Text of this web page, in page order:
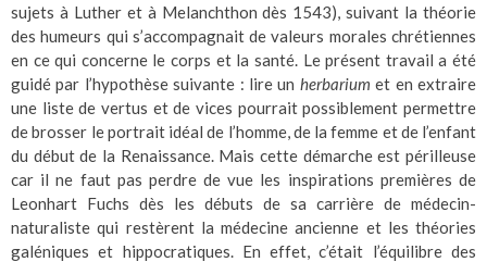
sujets à Luther et à Melanchthon dès 1543), suivant la théorie
des humeurs qui s’accompagnait de valeurs morales chrétiennes
en ce qui concerne le corps et la santé. Le présent travail a été
guidé par l’hypothèse suivante : lire un herbarium et en extraire
une liste de vertus et de vices pourrait possiblement permettre
de brosser le portrait idéal de l’homme, de la femme et de l’enfant
du début de la Renaissance. Mais cette démarche est périlleuse
car il ne faut pas perdre de vue les inspirations premières de
Leonhart Fuchs dès les débuts de sa carrière de médecin-
naturaliste qui restèrent la médecine ancienne et les théories
galéniques et hippocratiques. En effet, c’était l’équilibre des